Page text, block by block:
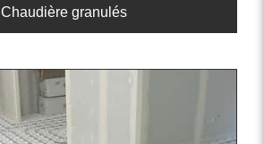
Chaudière granulés